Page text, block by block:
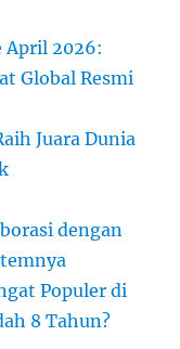
April 2026:
Global Resmi
Juara Dunia
dengan
Populer di
8 Tahun?